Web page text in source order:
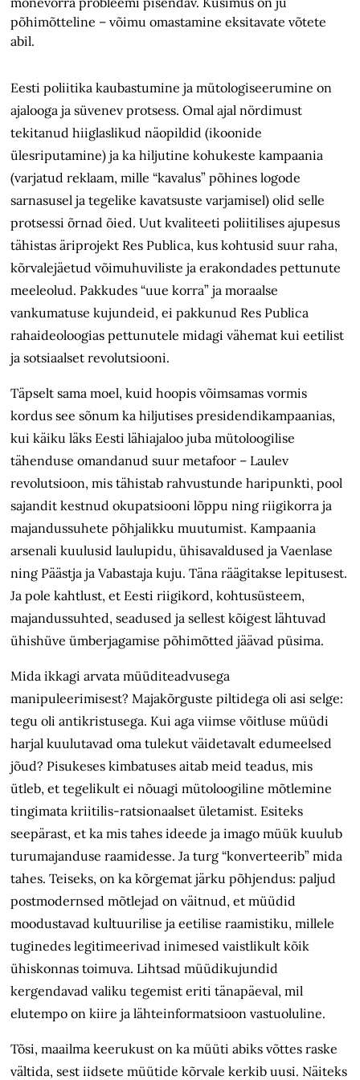
põhimõtteline – võimu omastamine eksitavate võtete
abil.
Eesti poliitika kaubastumine ja mütologiseerumine on
ajalooga ja süvenev protsess. Omal ajal nördimust
tekitanud hiiglaslikud näopildid (ikoonide
ülesriputamine) ja ka hiljutine kohukeste kampaania
(varjatud reklaam, mille “kavalus” põhines logode
sarnasusel ja tegelike kavatsuste varjamisel) olid selle
protsessi õrnad õied. Uut kvaliteeti poliitilises ajupesus
tähistas äriprojekt Res Publica, kus kohtusid suur raha,
kõrvalejäetud võimuhuviliste ja erakondades pettunute
meeleolud. Pakkudes “uue korra” ja moraalse
vankumatuse kujundeid, ei pakkunud Res Publica
rahaideoloogias pettunutele midagi vähemat kui eetilist
ja sotsiaalset revolutsiooni.
Täpselt sama moel, kuid hoopis võimsamas vormis
kordus see sõnum ka hiljutises presidendikampaanias,
kui käiku läks Eesti lähiajaloo juba mütoloogilise
tähenduse omandanud suur metafoor – Laulev
revolutsioon, mis tähistab rahvustunde haripunkti, pool
sajandit kestnud okupatsiooni lõppu ning riigikorra ja
majandussuhete põhjalikku muutumist. Kampaania
arsenali kuulusid laulupidu, ühisavaldused ja Vaenlase
ning Päästja ja Vabastaja kuju. Täna räägitakse lepitusest.
Ja pole kahtlust, et Eesti riigikord, kohtusüsteem,
majandussuhted, seadused ja sellest kõigest lähtuvad
ühishüve ümberjagamise põhimõtted jäävad püsima.
Mida ikkagi arvata müüditeadvusega
manipuleerimisest? Majakõrguste piltidega oli asi selge:
tegu oli antikristusega. Kui aga viimse võitluse müüdi
harjal kuulutavad oma tulekut väidetavalt edumeelsed
jõud? Pisukeses kimbatuses aitab meid teadus, mis
ütleb, et tegelikult ei nõuagi mütoloogiline mõtlemine
tingimata kriitilis-ratsionaalset ületamist. Esiteks
seepärast, et ka mis tahes ideede ja imago müük kuulub
turumajanduse raamidesse. Ja turg “konverteerib” mida
tahes. Teiseks, on ka kõrgemat järku põhjendus: paljud
postmodernsed mõtlejad on väitnud, et müüdid
moodustavad kultuurilise ja eetilise raamistiku, millele
tuginedes legitimeerivad inimesed vaistlikult kõik
ühiskonnas toimuva. Lihtsad müüdikujundid
kergendavad valiku tegemist eriti tänapäeval, mil
elutempo on kiire ja lähteinformatsioon vastuoluline.
Tõsi, maailma keerukust on ka müüti abiks võttes raske
vältida, sest iidsete müütide kõrvale kerkib uusi. Näiteks